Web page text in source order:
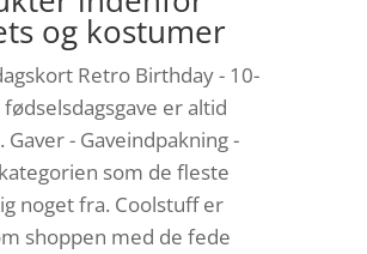
og kostumer
Retro Birthday - 10-
er altid
- Gaveindpakning -
som de fleste
noget fra. Coolstuff er
shoppen med de fede